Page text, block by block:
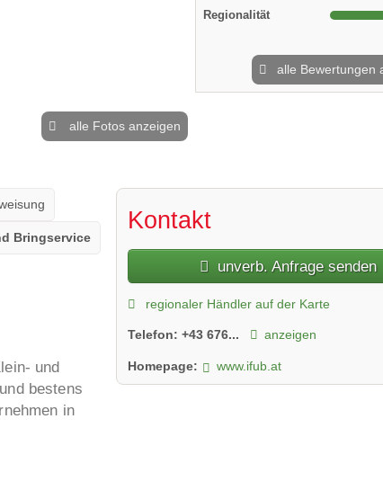
alle Fotos anzeigen
Regionalität
alle Bewertungen
Bringservice
und
bestens
in
Kontakt
unverb. Anfrage senden
regionaler Händler auf der Karte
Telefon:+43 676... anzeigen
Homepage: www.ifub.at